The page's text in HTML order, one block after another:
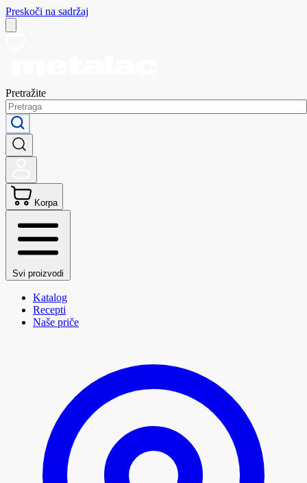
Preskoči na sadržaj
Pretražite
Korpa
Svi proizvodi
Katalog
Recepti
Naše priče